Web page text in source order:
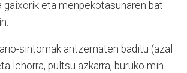
gaixorik eta menpekotasunaren bat
sintomak antzematen baditu (azal
lehorra, pultsu azkarra, buruko min